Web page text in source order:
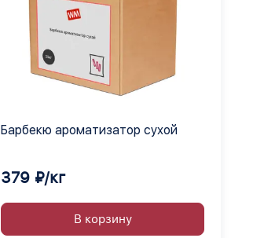
Барбекю ароматизатор сухой
379 ₽/кг
В корзину